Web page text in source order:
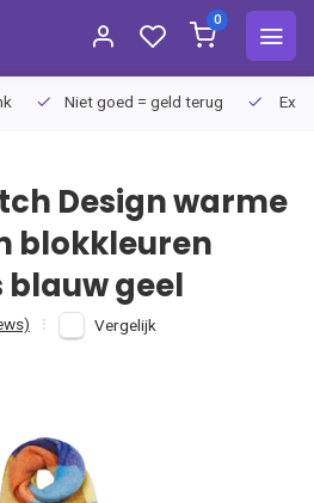
0
Niet goed = geld terug
Designwarme
blokkleuren
geel
Vergelijk